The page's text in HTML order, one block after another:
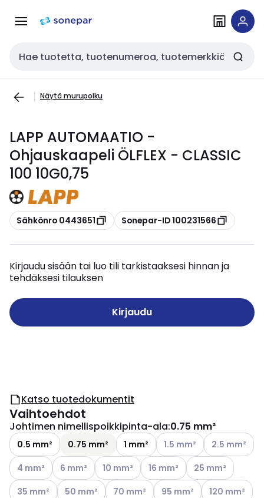
navigointiinsisältöön
Haku
Näytä murupolku
LAPP AUTOMAATIO -
Ohjauskaapeli ÖLFLEX - CLASSIC
100 10G0,75
Kopioi
Sähkönro 0443651 Kopioi
Sonepar-ID 100231566
Kirjaudu sisään tai luo tili tarkistaaksesi hinnan ja
tehdäksesi tilauksen
Kirjaudu
Katso tuotedokumentit
Vaihtoehdot
Johtimen nimellispoikkipinta-ala:0.75 mm²
0.5 mm² 0.75 mm² 1 mm² Katso käytettävissä
1.5 mm² Katso
2.5 mm²
Katso käytettävissä olevat vaihtoehdot
4 mm² Katso käytettävissä olevat vaihtoehdot
6 mm² Katso käytettävissä olevat vaihtoehdot
10 mm² Katso käytettävissä olevat
16 mm² Katso
25 mm²
Katso käytettävissä olevat vaihtoehdot
35 mm² Katso käytettävissä olevat vaihtoehdot
50 mm² Katso käytettävissä olevat
70 mm² Katso käytettävissä
95 mm² Katso
120 mm²